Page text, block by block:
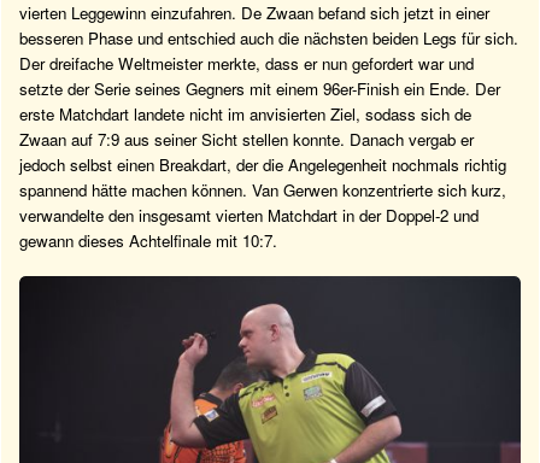
vierten Leggewinn einzufahren. De Zwaan befand sich jetzt in einer
besseren Phase und entschied auch die nächsten beiden Legs für sich.
Der dreifache Weltmeister merkte, dass er nun gefordert war und
setzte der Serie seines Gegners mit einem 96er-Finish ein Ende. Der
erste Matchdart landete nicht im anvisierten Ziel, sodass sich de
Zwaan auf 7:9 aus seiner Sicht stellen konnte. Danach vergab er
jedoch selbst einen Breakdart, der die Angelegenheit nochmals richtig
spannend hätte machen können. Van Gerwen konzentrierte sich kurz,
verwandelte den insgesamt vierten Matchdart in der Doppel-2 und
gewann dieses Achtelfinale mit 10:7.